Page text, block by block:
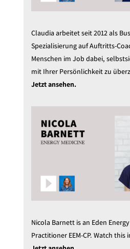
Claudia arbeitet seit 2012 als
Spezialisierung auf Auftritts-
Menschen im Job dabei,
mit Ihrer Persönlichkeit zu
Jetzt ansehen.
Nicola Barnett is an Eden
Practitioner EEM-CP. Watch